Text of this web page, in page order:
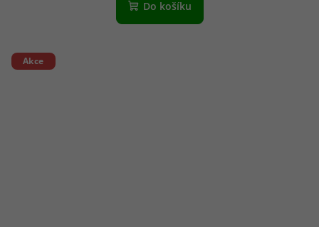
Do košíku
Akce